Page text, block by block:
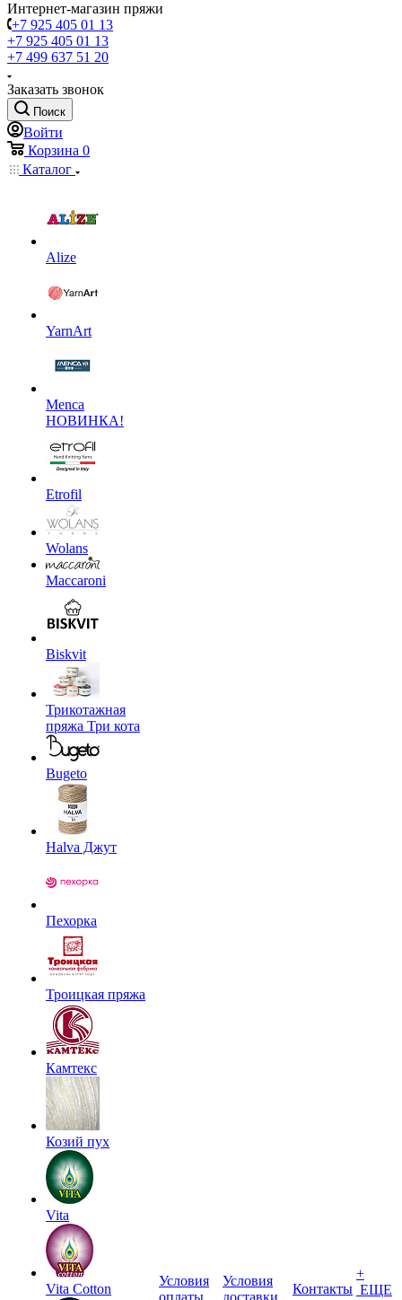
Интернет-магазин пряжи
+7 925 405 01 13
+7 925 405 01 13
+7 499 637 51 20
Заказать звонок
Поиск
Войти
Корзина 0
Каталог
Alize
YarnArt
Menca
НОВИНКА!
Etrofil
Wolans
Maccaroni
Biskvit
Трикотажная
пряжа Три кота
Bugeto
Halva Джут
Пехорка
Троицкая пряжа
Камтекс
Козий пух
Vita
Vita Cotton
Условия
оплаты
Условия
доставки
Контакты
+
ЕЩЕ